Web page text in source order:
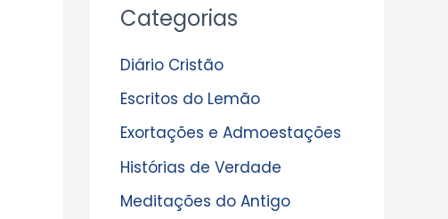
Categorias
Diário Cristão
Escritos do Lemão
Exortações e Admoestações
Histórias de Verdade
Meditações do Antigo
r
u
i
v
o
s